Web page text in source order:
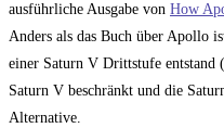
ausführliche Ausgabe von How
Anders als das Buch über Apollo
einer Saturn V Drittstufe entstand
Saturn V beschränkt und die
Alternative.